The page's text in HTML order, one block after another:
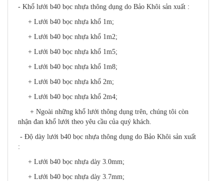
- Khổ lưới b40 bọc nhựa thông dụng do Bảo Khôi sản xuất :
+ Lưới b40 bọc nhựa khổ 1m;
+ Lưới b40 bọc nhựa khổ 1m2;
+ Lưới b40 bọc nhựa khổ 1m5;
+ Lưới b40 bọc nhựa khổ 1m8;
+ Lưới b40 bọc nhựa khổ 2m;
+ Lưới b40 bọc nhựa khổ 2m4;
+ Ngoài những khổ lưới thông dụng trên, chúng tôi còn
nhận đan khổ lưới theo yêu cầu của quý khách.
- Độ dày lưới b40 bọc nhựa thông dụng do Bảo Khôi sản xuất
:
+ Lưới b40 bọc nhựa dày 3.0mm;
+ Lưới b40 bọc nhựa dày 3.7mm;